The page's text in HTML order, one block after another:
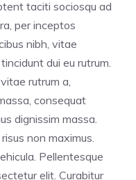
taciti sociosqu ad
per inceptos
nibh, vitae
dui eu rutrum.
rutrum a,
consequat
dignissim massa.
non maximus.
Pellentesque
elit. Curabitur